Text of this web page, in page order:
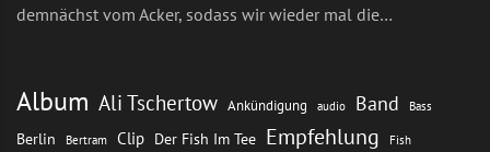
demnächst vom Acker, sodass wir wieder mal die…
Album Ali Tschertow Ankündigung audio Band Bass
Berlin Bertram Clip Der Fish Im Tee Empfehlung Fish